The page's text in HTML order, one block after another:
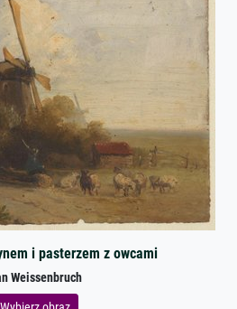
i pasterzem z owcami
Weissenbruch